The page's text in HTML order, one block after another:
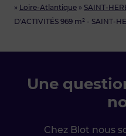
» Loire-Atlantique » SAINT-
D'ACTIVITÉS 969 m² - SAINT-
Une
Chez Blot nous